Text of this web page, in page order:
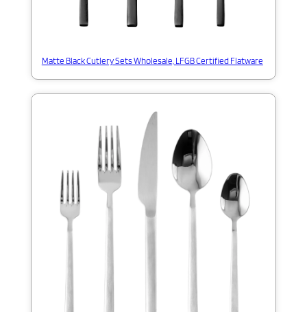
Matte Black Cutlery Sets Wholesale, LFGB Certified Flatware